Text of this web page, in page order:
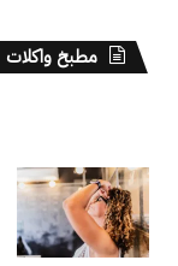
مطبخ واكلات